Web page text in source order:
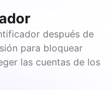
después de
para bloquear
las cuentas de los